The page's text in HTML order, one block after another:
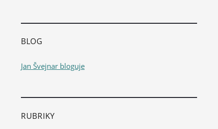
BLOG
Jan Švejnar bloguje
RUBRIKY